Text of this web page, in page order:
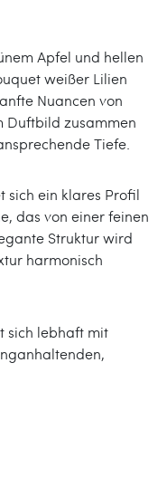
Apfel und hellen
weißer Lilien
Nuancen von
Duftbild zusammen
Tiefe.
sich ein klares Profil
das von einer feinen
Struktur wird
harmonisch
sich lebhaft mit